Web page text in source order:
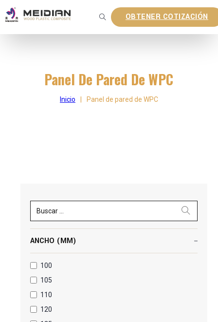
OBTENER COTIZACIÓN
Panel De Pared De WPC
Inicio Panel de pared de WPC
ANCHO (MM)
100
105
110
120